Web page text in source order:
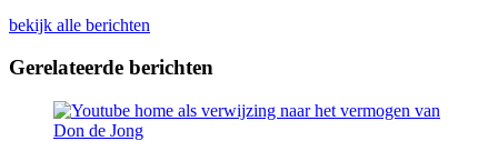
bekijk alle berichten
Gerelateerde berichten